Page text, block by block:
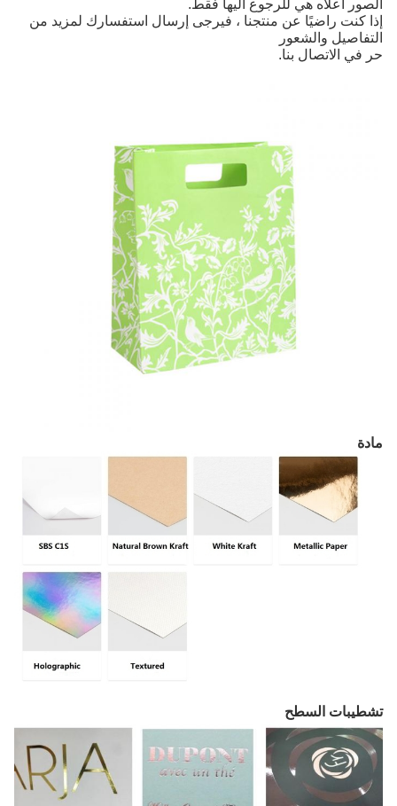
الصور أعلاه هي للرجوع اليها فقط.
إذا كنت راضيًا عن منتجنا ، فيرجى إرسال استفسارك لمزيد من
التفاصيل والشعور
حر في الاتصال بنا.
مادة
تشطيبات السطح